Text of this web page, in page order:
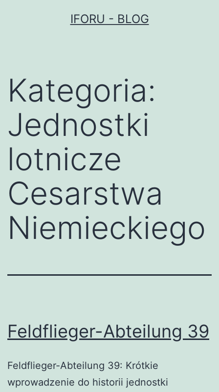
IFORU - BLOG
Kategoria:
Jednostki
lotnicze
Cesarstwa
Niemieckiego
Feldflieger-Abteilung 39
Feldflieger-Abteilung 39: Krótkie
wprowadzenie do historii jednostki